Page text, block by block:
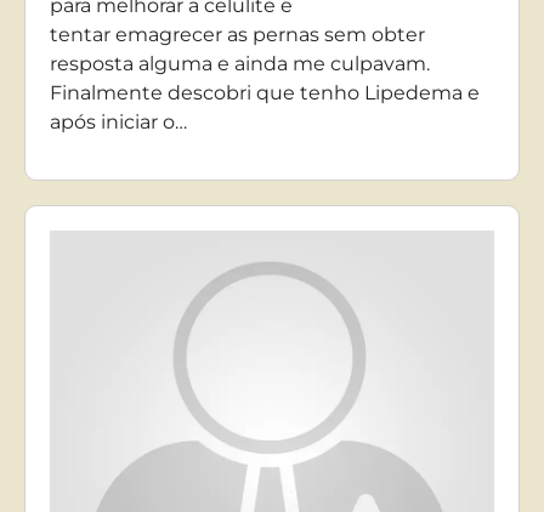
para melhorar a celulite e
tentar emagrecer as pernas sem obter
resposta alguma e ainda me culpavam.
Finalmente descobri que tenho Lipedema e
após iniciar o…